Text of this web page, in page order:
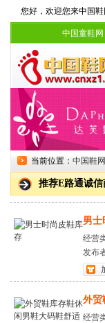
您好，欢迎您来中国鞋
中国童鞋网
当前位置： 中国鞋网
推荐E路通诚信
男士
经营
发布
外贸
经营